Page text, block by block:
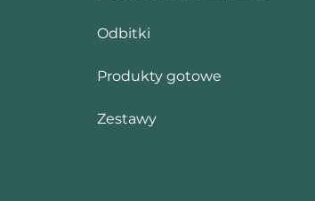
Odbitki
Produkty gotowe
Zestawy